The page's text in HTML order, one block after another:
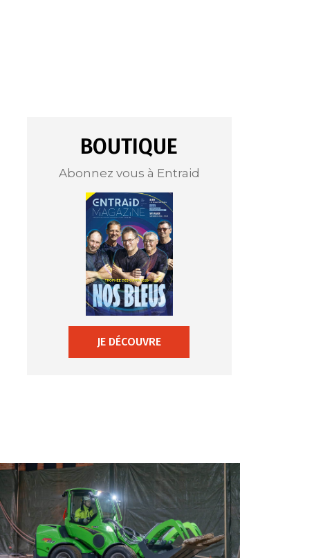
BOUTIQUE
Abonnez vous à Entraid
JE DÉCOUVRE